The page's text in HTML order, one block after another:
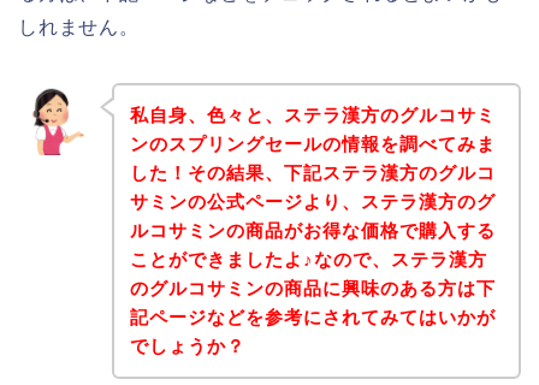
しれません。
私自身、色々と、ステラ漢方のグルコサミ
ンのスプリングセールの情報を調べてみま
した！その結果、下記ステラ漢方のグルコ
サミンの公式ページより、ステラ漢方のグ
ルコサミンの商品がお得な価格で購入する
ことができましたよ♪なので、ステラ漢方
のグルコサミンの商品に興味のある方は下
記ページなどを参考にされてみてはいかが
でしょうか？